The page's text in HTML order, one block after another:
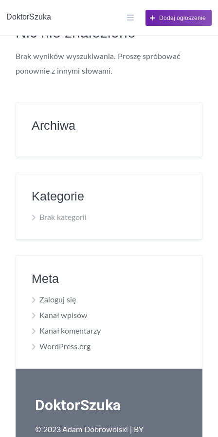
DoktorSzuka Dodaj ogłoszenie
Nic nie znaleziono
Brak wyników wyszukiwania. Proszę spróbować
ponownie z innymi słowami.
Archiwa
Kategorie
Brak kategorii
Meta
Zaloguj się
Kanał wpisów
Kanał komentarzy
WordPress.org
DoktorSzuka
© 2023 Adam Dobrowolski | BY